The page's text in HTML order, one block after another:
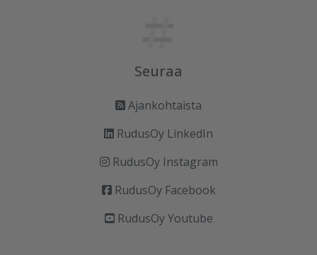
Seuraa
Ajankohtaista
RudusOy LinkedIn
RudusOy Instagram
RudusOy Facebook
RudusOy Youtube